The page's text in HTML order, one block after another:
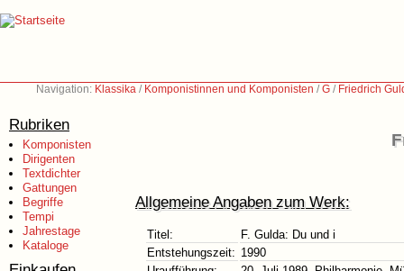
Navigation: Klassika / Komponistinnen und Komponisten /G / Friedrich
Rubriken
Komponisten
Dirigenten
Textdichter
Gattungen
Begriffe
Tempi
Jahrestage
Kataloge
Allgemeine Angaben zum Werk:
Titel:
F. Gulda: Du und i
Entstehungszeit: 1990